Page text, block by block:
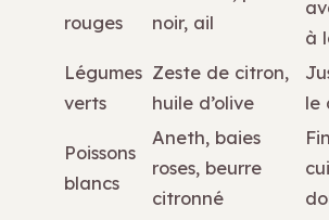
rouges
noir, ail
à
Légumes
verts
Zeste de citron,
huile d’olive
le
Poissons
blancs
Aneth, baies
roses, beurre
citronné